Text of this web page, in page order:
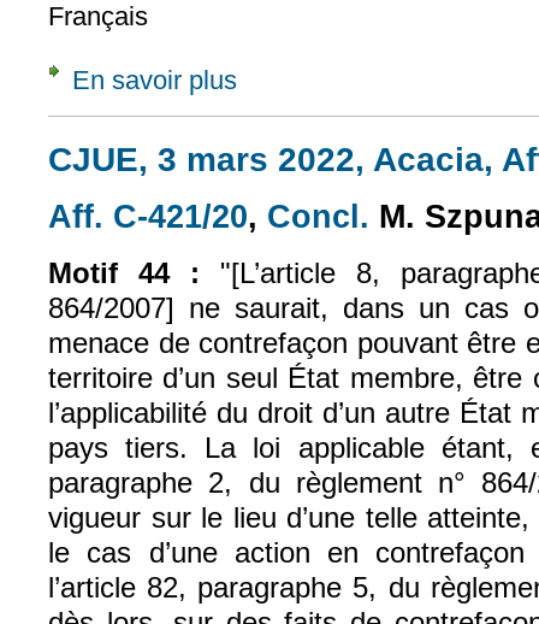
Français
En savoir plus
CJUE, 3 mars 2022, Acacia,
Aff. C-421/20 (le lien est externe)
, Concl. (le lien est
M.
Motif 44 :
"[L’article 8,
864/2007] ne saurait, dans un cas
menace de contrefaçon pouvant être
territoire d’un seul État membre, être
l’applicabilité du droit d’un autre État
pays tiers. La loi applicable étant,
paragraphe 2, du règlement n°
vigueur sur le lieu d’une telle
le cas d’une action en
l’article 82, paragraphe 5, du